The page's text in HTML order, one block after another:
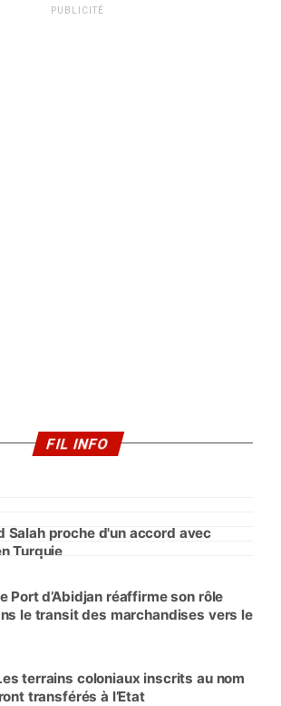
PUBLICITÉ
FIL INFO
Salah proche d'un accord avec
Turquie
Port d’Abidjan réaffirme son rôle
le transit des marchandises vers le
terrains coloniaux inscrits au nom
transférés à l’Etat